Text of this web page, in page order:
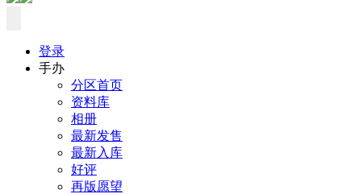
登录
手办
分区首页
资料库
相册
最新发售
最新入库
好评
再版愿望